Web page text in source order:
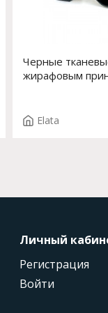
Черные
жирафовым
Elata
Личный
Регистрация
Войти